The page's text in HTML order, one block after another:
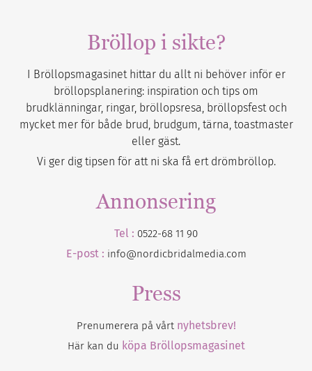
Bröllop i sikte?
I Bröllopsmagasinet hittar du allt ni behöver inför er
bröllopsplanering: inspiration och tips om
brudklänningar, ringar, bröllopsresa, bröllopsfest och
mycket mer för både brud, brudgum, tärna, toastmaster
eller gäst.
Vi ger dig tipsen för att ni ska få ert drömbröllop.
Annonsering
Tel : 0522-68 11 90
E-post : info@nordicbridalmedia.com
Press
Prenumerera på vårt nyhetsbrev!
Här kan du köpa Bröllopsmagasinet